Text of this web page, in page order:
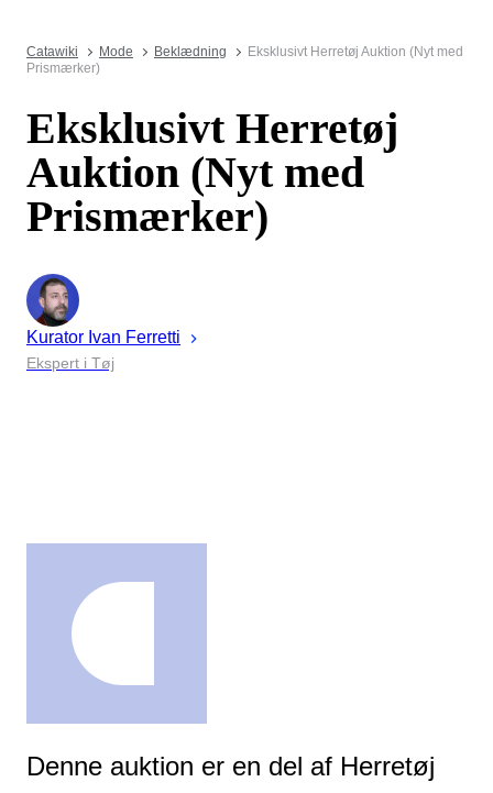
Catawiki Mode Beklædning
Eksklusivt Herretøj Auktion (Nyt med
Prismærker)
Eksklusivt Herretøj
Auktion (Nyt med
Prismærker)
Kurator Ivan Ferretti
Ekspert i Tøj
Denne auktion er en del af Herretøj